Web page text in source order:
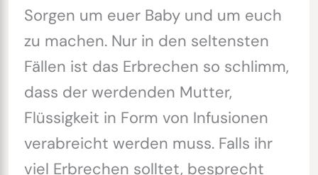
Sorgen um euer Baby und um euch
zu machen. Nur in den seltensten
Fällen ist das Erbrechen so schlimm,
dass der werdenden Mutter,
Flüssigkeit in Form von Infusionen
verabreicht werden muss. Falls ihr
viel Erbrechen solltet, besprecht